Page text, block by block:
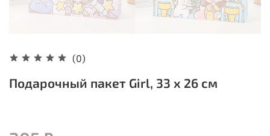
(0)
Подарочный пакет Girl, 33 х 26 см